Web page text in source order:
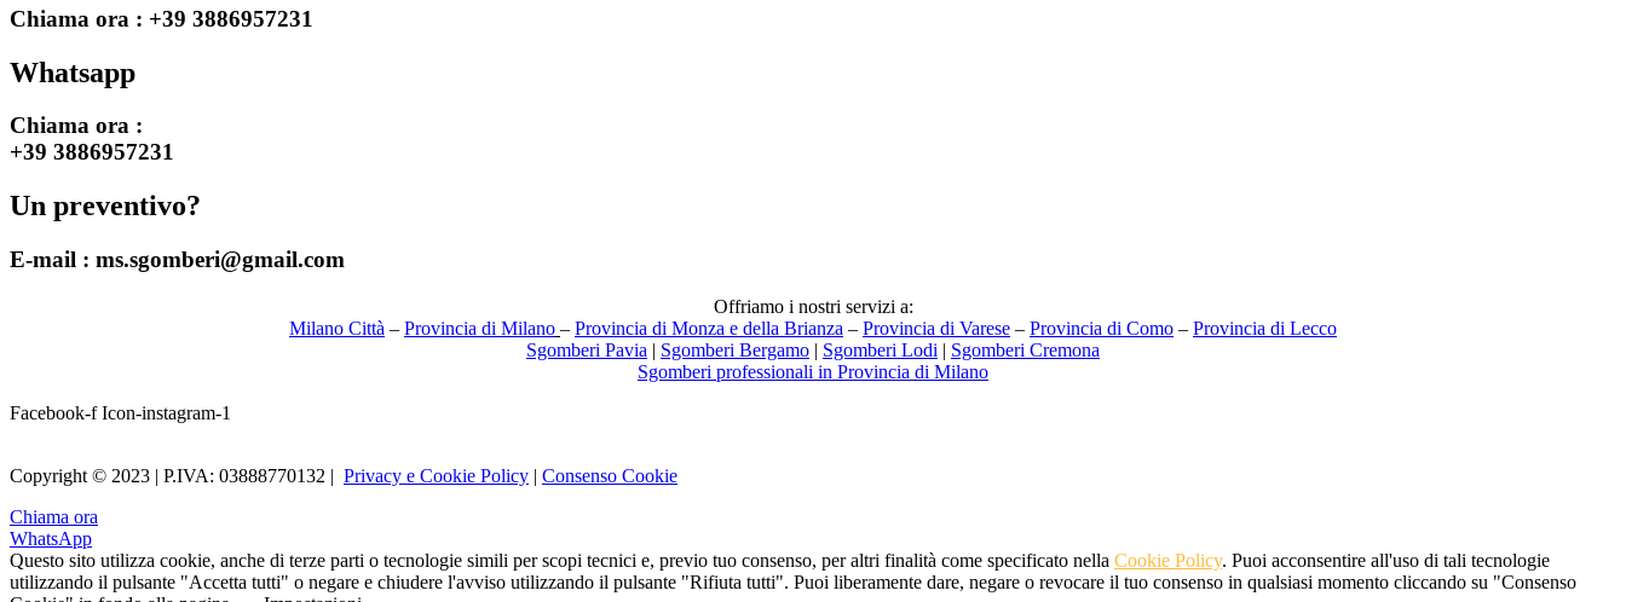
Chiama ora : +39 3886957231
Whatsapp
Chiama ora :
+39 3886957231
Un preventivo?
E-mail : ms.sgomberi@gmail.com
Offriamo i nostri servizi a:
Milano Città – Provincia di Milano – Provincia di Monza e della Brianza – Provincia di Varese – Provincia di Como – Provincia di Lecco
Sgomberi Pavia | Sgomberi Bergamo | Sgomberi Lodi | Sgomberi Cremona
Sgomberi professionali in Provincia di Milano
Facebook-f Icon-instagram-1
Copyright © 2023 | P.IVA: 03888770132 | Privacy e Cookie Policy | Consenso Cookie
Chiama ora
WhatsApp
Questo sito utilizza cookie, anche di terze parti o tecnologie simili per scopi tecnici e, previo tuo consenso, per altri finalità come specificato nella Cookie Policy. Puoi acconsentire all'uso di tali tecnologie
utilizzando il pulsante "Accetta tutti" o negare e chiudere l'avviso utilizzando il pulsante "Rifiuta tutti". Puoi liberamente dare, negare o revocare il tuo consenso in qualsiasi momento cliccando su "Consenso